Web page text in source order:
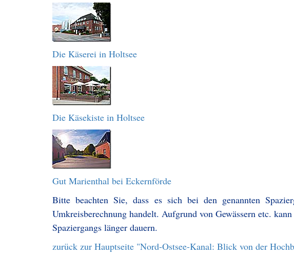
Die Käserei in Holtsee
Die Käsekiste in Holtsee
Gut Marienthal bei Eckernförde
Bitte beachten Sie, dass es sich bei den genannten
Umkreisberechnung handelt. Aufgrund von Gewässern etc.
Spaziergangs länger dauern.
zurück zur Hauptseite "Nord-Ostsee-Kanal: Blick von der